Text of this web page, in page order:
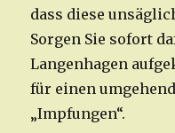
dass diese
Sorgen Sie sofort
Langenhagen
für einen
„Impfungen“.